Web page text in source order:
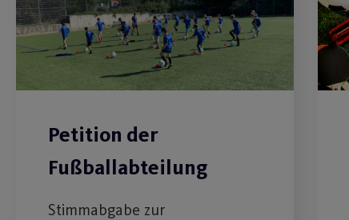
Petition der
Fußballabteilung
Stimmabgabe zur